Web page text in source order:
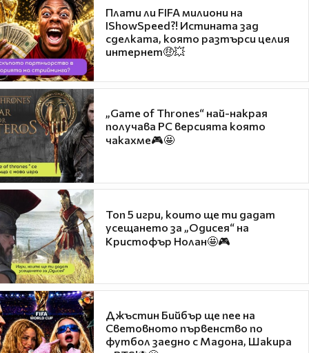
Плати ли FIFA милиони на
IShowSpeed?! Истината зад
сделката, която разтърси целия
интернет🤑💥
„Game of Thrones“ най-накрая
получава PC версията която
чакахме🎮🤩
Топ 5 игри, които ще ти дадат
усещането за „Одисея“ на
Кристофър Нолан🤩🎮
Джъстин Бийбър ще пее на
Световното първенство по
футбол заедно с Мадона, Шакира